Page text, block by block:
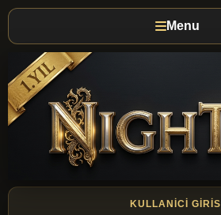
Menu
KULLANICI GIRISI